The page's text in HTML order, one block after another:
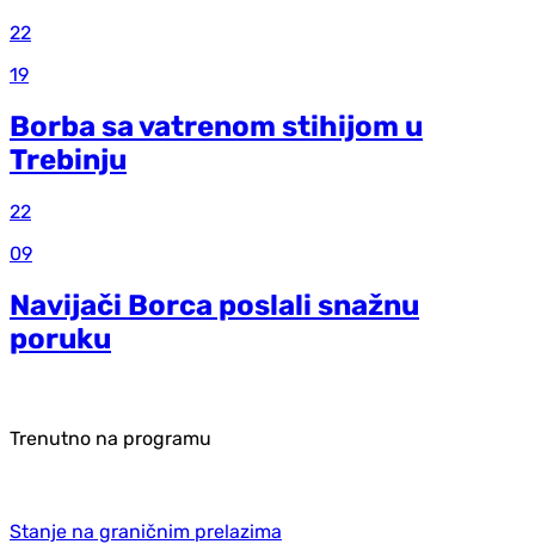
22
19
Borba sa vatrenom stihijom u
Trebinju
22
09
Navijači Borca poslali snažnu
poruku
Trenutno na programu
Stanje na graničnim prelazima